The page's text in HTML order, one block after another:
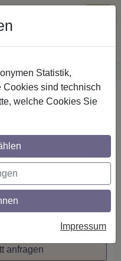
· Sichere Zahlung
Feta 260 cm
anfragen
Statistik,
sind technisch
welche Cookies Sie
Impressum